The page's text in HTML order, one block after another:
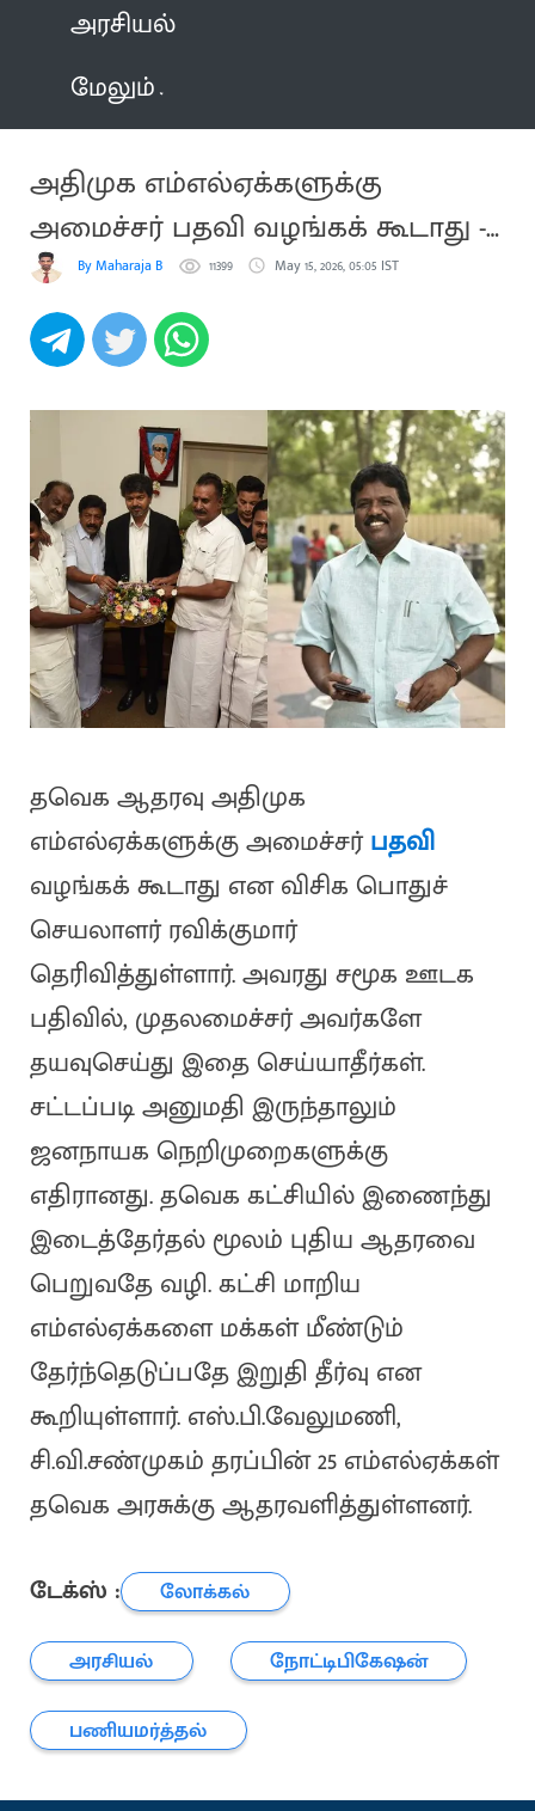
அரசியல்
மேலும்
அதிமுக எம்எல்ஏக்களுக்கு
அமைச்சர் பதவி வழங்கக் கூடாது -
விசிகBy Maharaja B 11399 May 15, 2026, 05:05 IST
தவெக ஆதரவு அதிமுக
எம்எல்ஏக்களுக்கு அமைச்சர்பதவி
வழங்கக் கூடாது என விசிக பொதுச்
செயலாளர் ரவிக்குமார்
தெரிவித்துள்ளார். அவரது சமூக ஊடக
பதிவில், முதலமைச்சர் அவர்களே
தயவுசெய்து இதை செய்யாதீர்கள்.
சட்டப்படி அனுமதி இருந்தாலும்
ஜனநாயக நெறிமுறைகளுக்கு
எதிரானது. தவெக கட்சியில் இணைந்து
இடைத்தேர்தல் மூலம் புதிய ஆதரவை
பெறுவதே வழி. கட்சி மாறிய
எம்எல்ஏக்களை மக்கள் மீண்டும்
தேர்ந்தெடுப்பதே இறுதி தீர்வு என
கூறியுள்ளார். எஸ்.பி.வேலுமணி,
சி.வி.சண்முகம் தரப்பின் 25 எம்எல்ஏக்கள்
தவெக அரசுக்கு ஆதரவளித்துள்ளனர்.
டேக்ஸ் :
லோக்கல்
அரசியல்
நோட்டிபிகேஷன்
பணியமர்த்தல்